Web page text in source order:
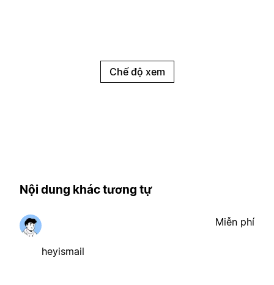
Chế độ xem
Nội dung khác tương tự
heyismail
Miễn phí